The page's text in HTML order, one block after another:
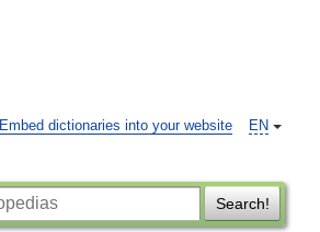
EN
Embed dictionaries into your website
Search!